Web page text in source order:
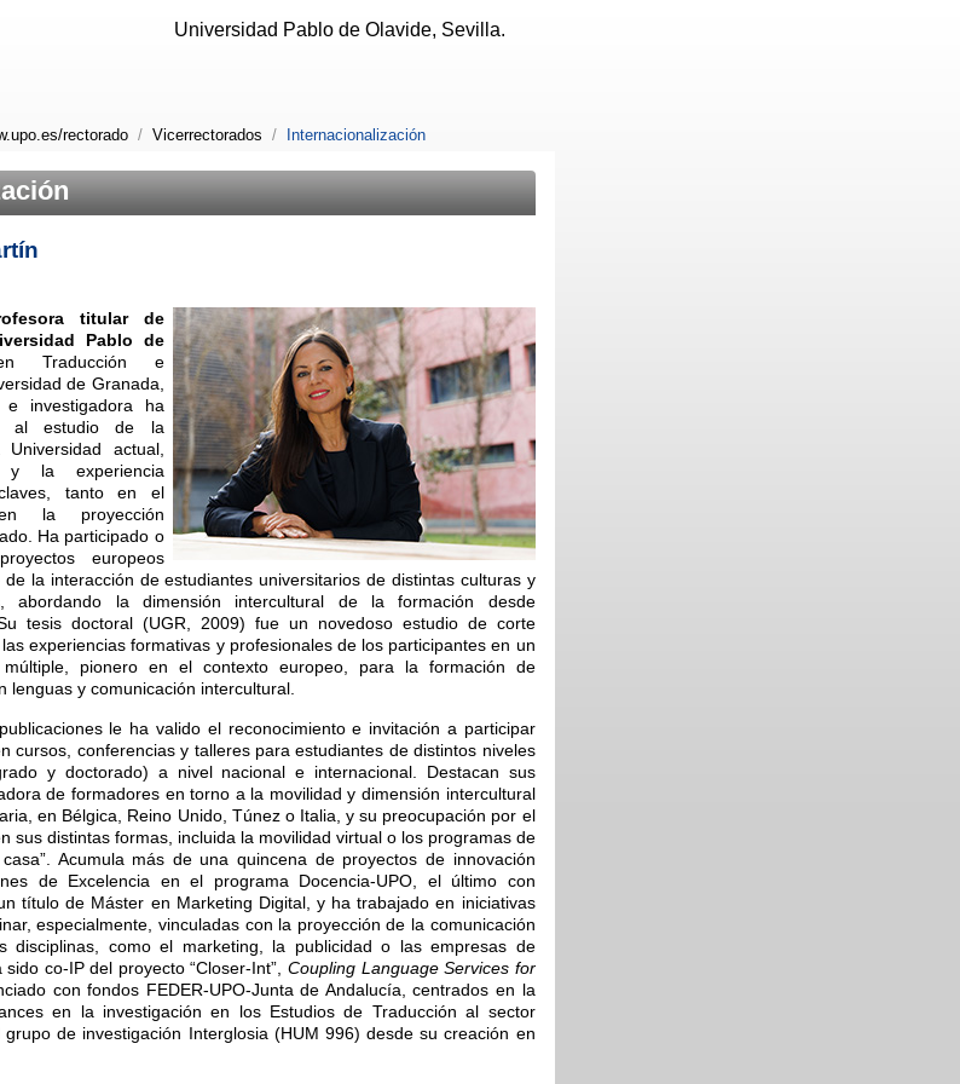
Universidad Pablo de Olavide, Sevilla.
rectorado/ Vicerrectorados / Internacionalización
titular de
Pablo de
Traducción e
de Granada,
investigadora ha
al estudio de la
actual,
la experiencia
tanto en el
la proyección
Ha participado o
europeos
la interacción de estudiantes universitarios de distintas culturas y
abordando la dimensión intercultural de la formación desde
tesis doctoral (UGR, 2009) fue un novedoso estudio de corte
experiencias formativas y profesionales de los participantes en un
múltiple, pionero en el contexto europeo, para la formación de
lenguas y comunicación intercultural.
le ha valido el reconocimiento e invitación a participar
cursos, conferencias y talleres para estudiantes de distintos niveles
y doctorado) a nivel nacional e internacional. Destacan sus
de formadores en torno a la movilidad y dimensión intercultural
en Bélgica, Reino Unido, Túnez o Italia, y su preocupación por el
sus distintas formas, incluida la movilidad virtual o los programas de
casa”. Acumula más de una quincena de proyectos de innovación
de Excelencia en el programa Docencia-UPO, el último con
título de Máster en Marketing Digital, y ha trabajado en iniciativas
especialmente, vinculadas con la proyección de la comunicación
disciplinas, como el marketing, la publicidad o las empresas de
co-IP del proyecto “Closer-Int”, Coupling Language Services for
con fondos FEDER-UPO-Junta de Andalucía, centrados en la
en la investigación en los Estudios de Traducción al sector
grupo de investigación Interglosia (HUM 996) desde su creación en